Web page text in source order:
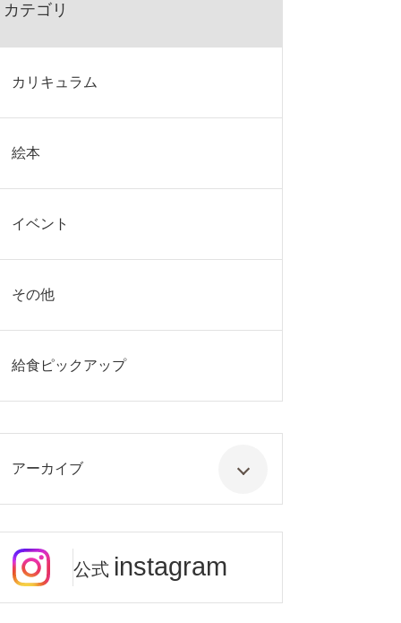
カテゴリ
カリキュラム
絵本
イベント
その他
給食ピックアップ
アーカイブ
公式 instagram